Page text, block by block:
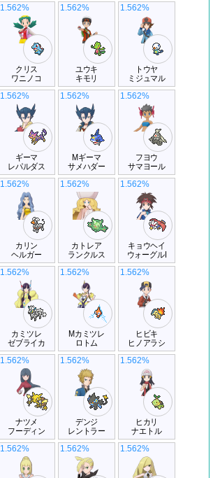
クリス
ワニノコ
1.562%
ユウキ
キモリ
1.562%
トウヤ
ミジュマル
1.562%
ギーマ
レパルダス
1.562%
Mギーマ
サメハダー
1.562%
フヨウ
サマヨール
1.562%
カリン
ヘルガー
1.562%
カトレア
ランクルス
1.562%
キョウヘイ
ウォーグルI
1.562%
カミツレ
ゼブライカ
1.562%
Mカミツレ
ロトム
1.562%
ヒビキ
ヒノアラシ
1.562%
ナツメ
フーディン
1.562%
デンジ
レントラー
1.562%
ヒカリ
ナエトル
1.562%
1.562% 1.562% 1.562%